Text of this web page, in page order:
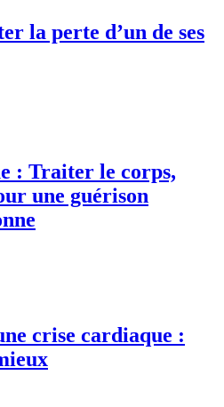
la perte d’un de ses
: Traiter le corps,
une guérison
crise cardiaque :